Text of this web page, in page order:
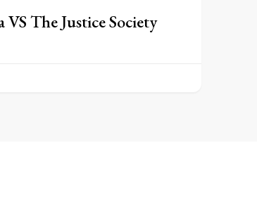
VS The Justice Society